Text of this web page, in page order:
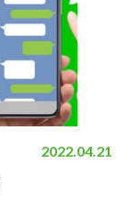
2022.04.21